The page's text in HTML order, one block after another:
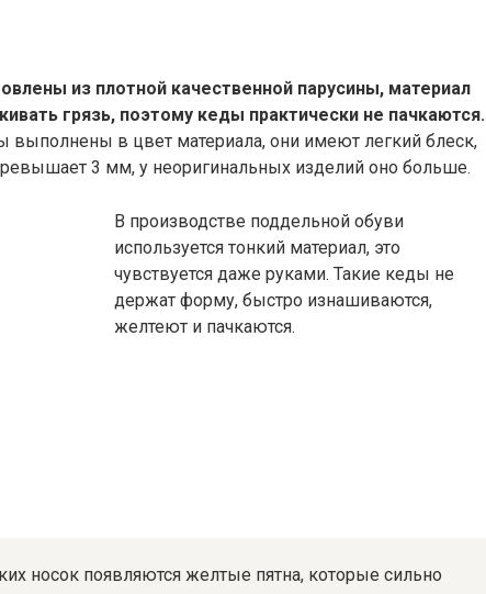
из плотной качественной парусины, материал
грязь, поэтому кеды практически не пачкаются.
в цвет материала, они имеют легкий блеск,
3 мм, у неоригинальных изделий оно больше.
В производстве поддельной обуви
используется тонкий материал, это
чувствуется даже руками. Такие кеды не
держат форму, быстро изнашиваются,
желтеют и пачкаются.
носок появляются желтые пятна, которые сильно